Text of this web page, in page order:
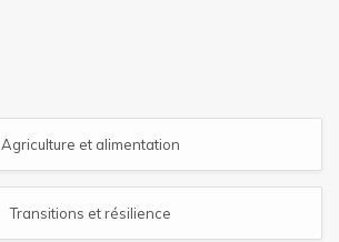
Agriculture et alimentation
Transitions et résilience